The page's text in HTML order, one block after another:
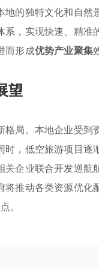
地的独特文化和自然
系，实现快速、精准
而形成优势产业聚集
望
格局。本地企业受到
时，低空旅游项目逐
关企业联合开发巡航
将推动各类资源优化
。